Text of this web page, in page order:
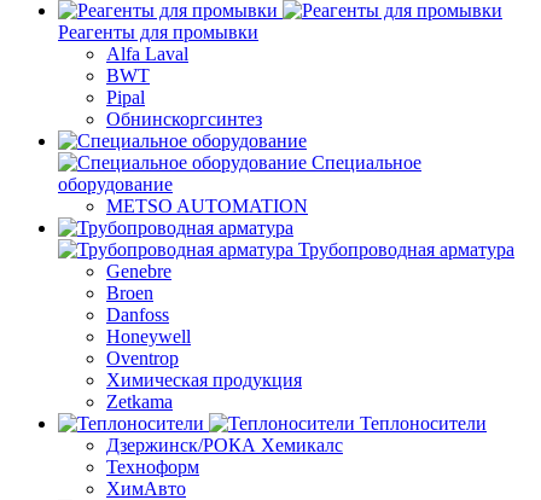
Реагенты для промывки
Alfa Laval
BWT
Pipal
Обнинскоргсинтез
Специальное
оборудование
METSO AUTOMATION
Трубопроводная арматура
Genebre
Broen
Danfoss
Honeywell
Oventrop
Химическая продукция
Zetkama
Теплоносители
Дзержинск/РОКА Хемикалс
Техноформ
ХимАвто